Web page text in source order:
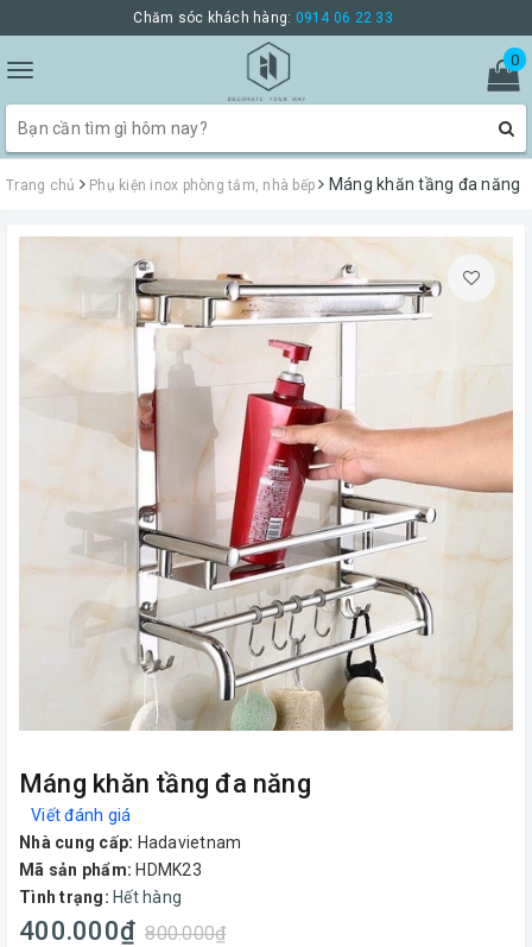
Chăm sóc khách hàng: 0914 06 22 33
Toggle
navigation
0
Trang chủ Phụ kiện inox phòng tắm, nhà bếp Máng khăn tầng đa năng
Máng khăn tầng đa năng
Viết đánh giá
Nhà cung cấp: Hadavietnam
Mã sản phẩm: HDMK23
Tình trạng: Hết hàng
400.000₫ 800.000₫